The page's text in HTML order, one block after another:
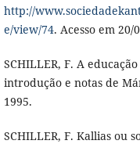
http://
e/view/74. Acesso em 20/
SCHILLER, F. A
introdução e notas de
1995.
SCHILLER, F. Kallias ou